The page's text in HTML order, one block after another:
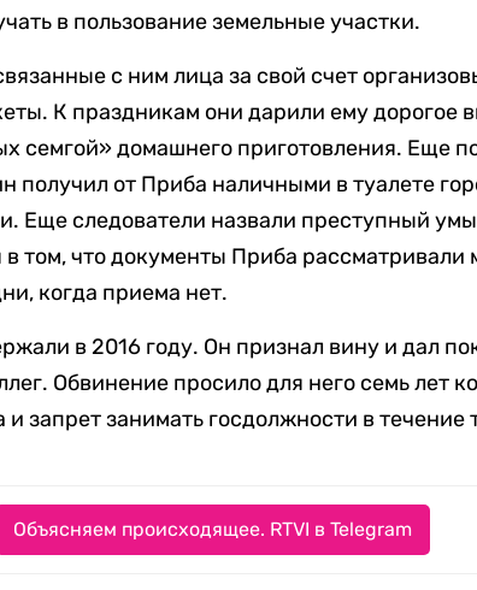
в пользование земельные участки.
с ним лица за свой счет
К праздникам они дарили ему дорогое
семгой» домашнего приготовления. Еще
получил от Приба наличными в туалете
Еще следователи назвали преступный
том, что документы Приба рассматривали
когда приема нет.
в 2016 году. Он признал вину и дал
Обвинение просило для него семь лет
запрет занимать госдолжности в течение
Объясняем происходящее. RTVI в Telegram